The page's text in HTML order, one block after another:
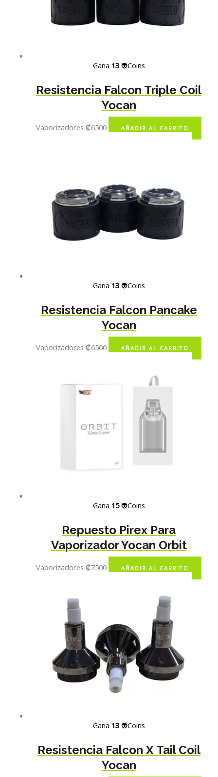
Gana 13👽Coins
Resistencia Falcon Triple Coil
Yocan
Vaporizadores ₡6500 AÑADIR AL CARRITO
Gana 13👽Coins
Resistencia Falcon Pancake
Yocan
Vaporizadores ₡6500 AÑADIR AL CARRITO
Gana 15👽Coins
Repuesto Pirex Para
Vaporizador Yocan Orbit
Vaporizadores ₡7500 AÑADIR AL CARRITO
Gana 13👽Coins
Resistencia Falcon X Tail Coil
Yocan